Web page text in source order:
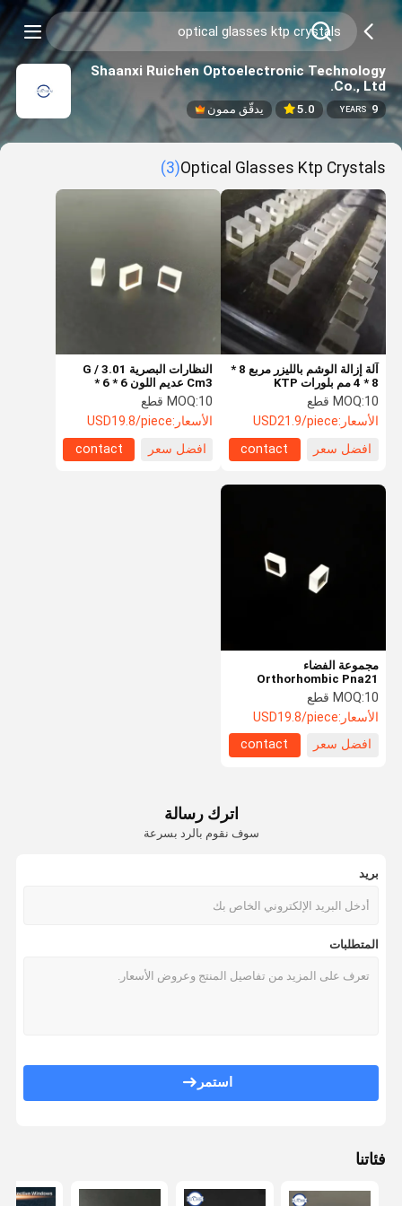
Shaanxi Ruichen Optoelectronic Technology
Co., Ltd.
9
YEARS
5.0 يدقّق ممون
Optical Glasses Ktp Crystals
(3)
النظارات البصرية 3.01 G /
Cm3 عديم اللون 6 * 6 *
3mm عدسة KTPMOQ:10 قطع
الأسعار:USD19.8/piece
افضل سعر
contact
آلة إزالة الوشم بالليزر مربع 8 *
8 * 4 مم بلورات KTP
MOQ:10 قطع
الأسعار:USD21.9/piece
افضل سعر
contact
مجموعة الفضاء
Orthorhombic Pna21
بلورات KTP 6 * 6 * 5mm
MOQ:10 قطع
الأسعار:USD19.8/piece
افضل سعر
contact
اترك رسالة
سوف نقوم بالرد بسرعة
بريد
المتطلبات
استمر
فئاتنا